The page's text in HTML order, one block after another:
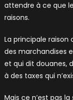
attendre à ce que
raisons.
La principale raison
des marchandises
et qui dit douanes,
à des taxes qui
Mais ce n’est pas